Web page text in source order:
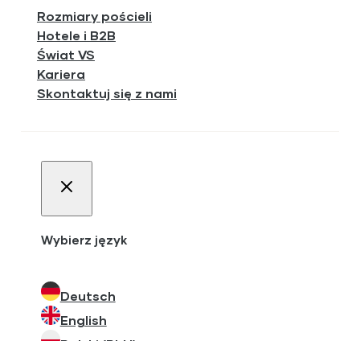
Rozmiary pościeli
Hotele i B2B
Świat VS
Kariera
Skontaktuj się z nami
Wybierz język
Deutsch
English